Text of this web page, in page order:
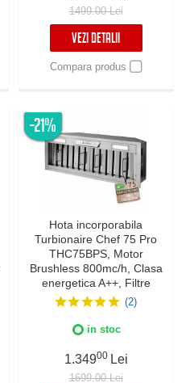
1499.00 Lei
VEZI DETALII
Compara produs
-21%
Hota incorporabila
Turbionaire Chef 75 Pro
THC75BPS, Motor
Brushless 800mc/h, Clasa
energetica A++, Filtre
Baffle Avansate din inox,
Colector de grasimi,
Control electronic,
viteze+Boost, Finisaj Inox
(2)
in stoc
1.34900 Lei
1699.00 Lei